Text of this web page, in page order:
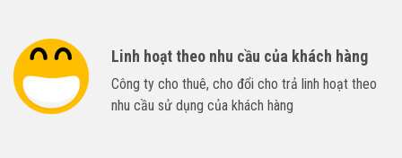
Linh hoạt theo nhu cầu của khách hàng
Công ty cho thuê, cho đổi cho trả linh hoạt theo
nhu cầu sử dụng của khách hàng